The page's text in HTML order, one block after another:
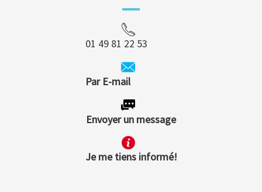
01 49 81 22 53
Par E-mail
Envoyer un message
Je me tiens informé!